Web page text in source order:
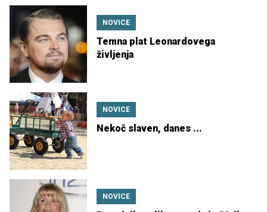
NOVICE
Temna plat Leonardovega
življenja
NOVICE
Nekoč slaven, danes ...
NOVICE